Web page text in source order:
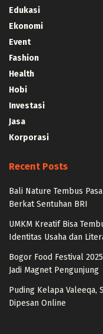
Edukasi
Ekonomi
Event
Fashion
Health
Hobi
Investasi
Jasa
Korporasi
Recent Posts
Bali Nature Tembus
Berkat Sentuhan BRI
UMKM Kreatif Bisa
Identitas Usaha dan
Bogor Food Festival
Jadi Magnet Pengunjung
Puding Kelapa Valeeqa,
Dipesan Online